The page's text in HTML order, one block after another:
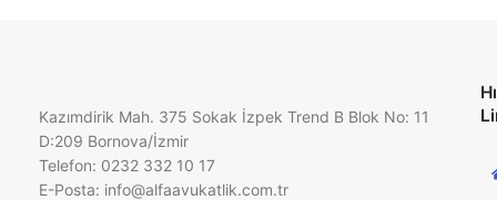
Kazımdirik Mah. 375 Sokak İzpek Trend B Blok No: 11
D:209 Bornova/İzmir
Telefon: 0232 332 10 17
E-Posta: info@alfaavukatlik.com.tr